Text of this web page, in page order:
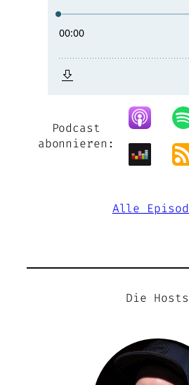
Podcast
abonnieren:
Alle
Die Hosts